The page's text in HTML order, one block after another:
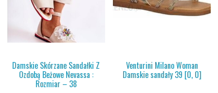
Damskie Skórzane Sandałki Z
Ozdobą Beżowe Nevassa :
Rozmiar – 38
Venturini Milano Woman
Damskie sandały 39 [0, 0]